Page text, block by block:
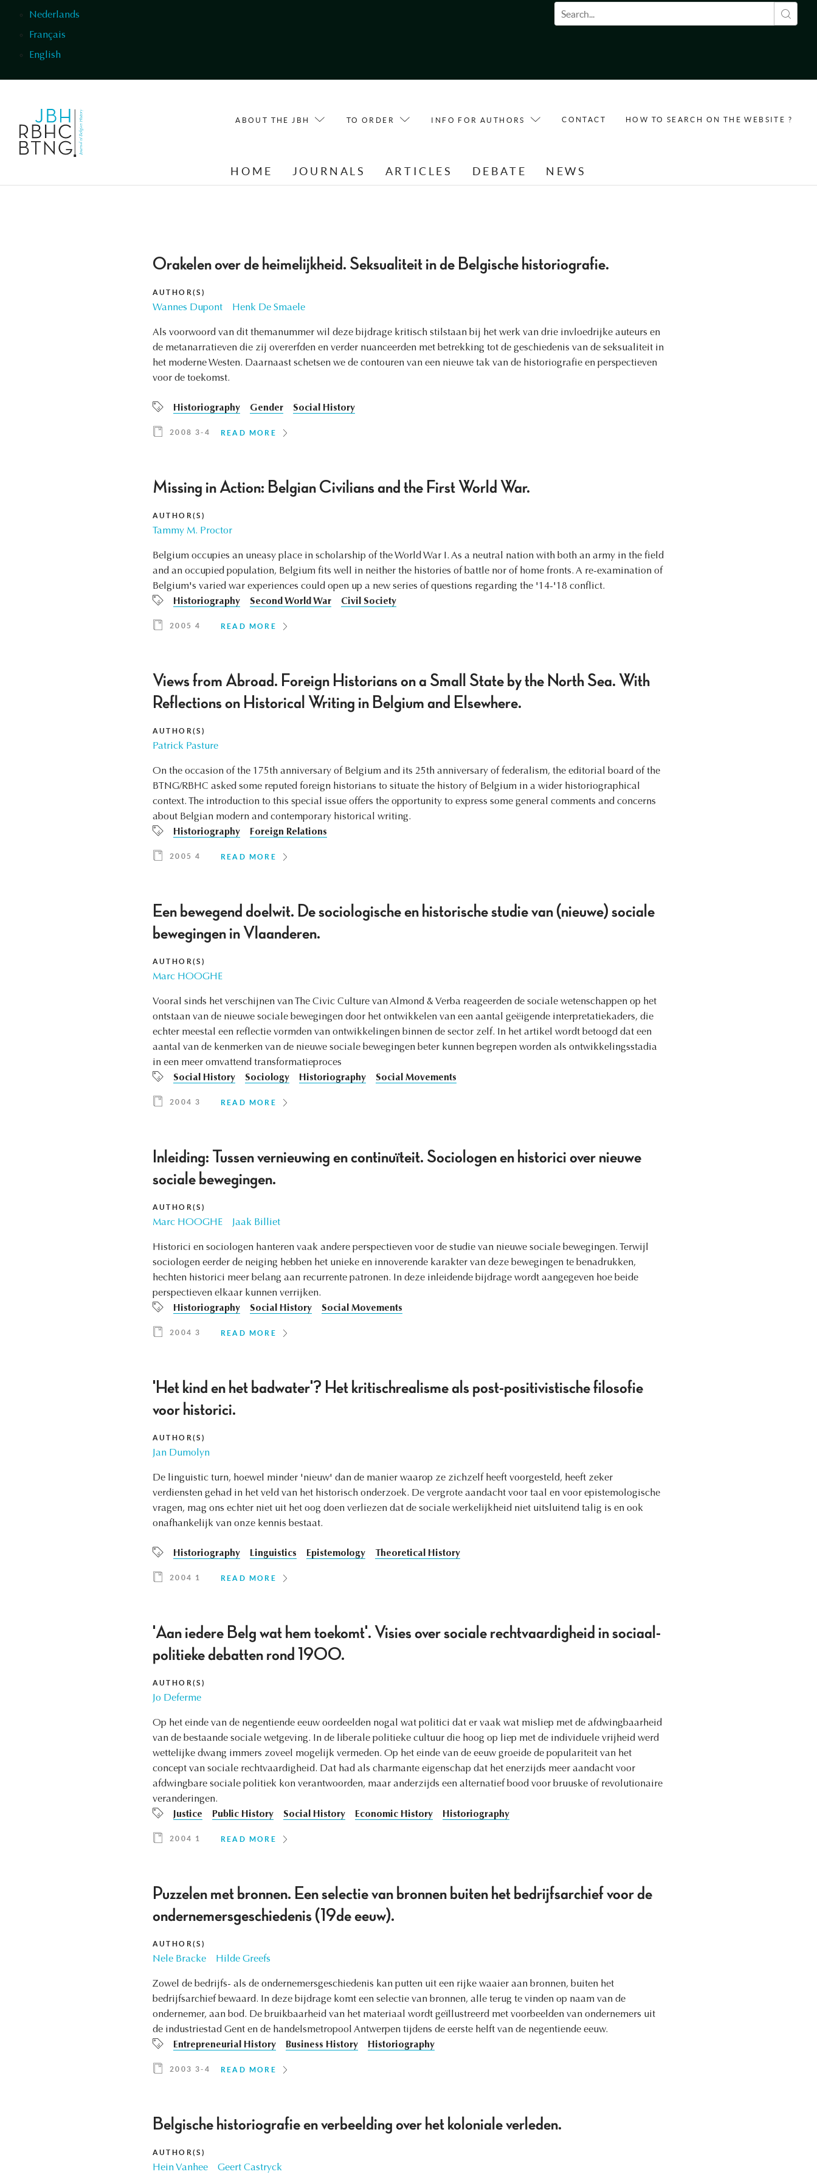
Nederlands
Français
English
Search form
ABOUT THE JBH TO ORDER INFO FOR AUTHORS CONTACT HOW TO SEARCH ON THE WEBSITE ?
HOME JOURNALS ARTICLES DEBATE NEWS
Orakelen over de heimelijkheid. Seksualiteit in de Belgische historiografie.
AUTHOR(S)
Wannes Dupont Henk De Smaele
Als voorwoord van dit themanummer wil deze bijdrage kritisch stilstaan bij het werk van drie invloedrijke auteurs en
de metanarratieven die zij overerfden en verder nuanceerden met betrekking tot de geschiedenis van de seksualiteit in
het moderne Westen. Daarnaast schetsen we de contouren van een nieuwe tak van de historiografie en perspectieven
voor de toekomst.
Historiography Gender Social History
2008 3-4 READ MORE
Missing in Action: Belgian Civilians and the First World War.
AUTHOR(S)
Tammy M. Proctor
Belgium occupies an uneasy place in scholarship of the World War I. As a neutral nation with both an army in the field
and an occupied population, Belgium fits well in neither the histories of battle nor of home fronts. A re-examination of
Belgium's varied war experiences could open up a new series of questions regarding the '14-'18 conflict.
Historiography
Second World War Civil Society
2005 4 READ MORE
Views from Abroad. Foreign Historians on a Small State by the North Sea. With
Reflections on Historical Writing in Belgium and Elsewhere.
AUTHOR(S)
Patrick Pasture
On the occasion of the 175th anniversary of Belgium and its 25th anniversary of federalism, the editorial board of the
BTNG/RBHC asked some reputed foreign historians to situate the history of Belgium in a wider historiographical
context. The introduction to this special issue offers the opportunity to express some general comments and concerns
about Belgian modern and contemporary historical writing.
Historiography
Foreign Relations
2005 4 READ MORE
Een bewegend doelwit. De sociologische en historische studie van (nieuwe) sociale
bewegingen in Vlaanderen.
AUTHOR(S)
Marc HOOGHE
Vooral sinds het verschijnen van The Civic Culture van Almond & Verba reageerden de sociale wetenschappen op het
ontstaan van de nieuwe sociale bewegingen door het ontwikkelen van een aantal geëigende interpretatiekaders, die
echter meestal een reflectie vormden van ontwikkelingen binnen de sector zelf. In het artikel wordt betoogd dat een
aantal van de kenmerken van de nieuwe sociale bewegingen beter kunnen begrepen worden als ontwikkelingsstadia
in een meer omvattend transformatieproces
Social History
Sociology Historiography Social Movements
2004 3 READ MORE
Inleiding: Tussen vernieuwing en continuïteit. Sociologen en historici over nieuwe
sociale bewegingen.
AUTHOR(S)
Marc HOOGHE Jaak Billiet
Historici en sociologen hanteren vaak andere perspectieven voor de studie van nieuwe sociale bewegingen. Terwijl
sociologen eerder de neiging hebben het unieke en innoverende karakter van deze bewegingen te benadrukken,
hechten historici meer belang aan recurrente patronen. In deze inleidende bijdrage wordt aangegeven hoe beide
perspectieven elkaar kunnen verrijken.
Historiography
Social History Social Movements
2004 3 READ MORE
'Het kind en het badwater'? Het kritischrealisme als post-positivistische filosofie
voor historici.
AUTHOR(S)
Jan Dumolyn
De linguistic turn, hoewel minder 'nieuw' dan de manier waarop ze zichzelf heeft voorgesteld, heeft zeker
verdiensten gehad in het veld van het historisch onderzoek. De vergrote aandacht voor taal en voor epistemologische
vragen, mag ons echter niet uit het oog doen verliezen dat de sociale werkelijkheid niet uitsluitend talig is en ook
onafhankelijk van onze kennis bestaat.
Historiography Linguistics Epistemology Theoretical History
2004 1 READ MORE
'Aan iedere Belg wat hem toekomt'. Visies over sociale rechtvaardigheid in sociaal-
politieke debatten rond 1900.
AUTHOR(S)
Jo Deferme
Op het einde van de negentiende eeuw oordeelden nogal wat politici dat er vaak wat misliep met de afdwingbaarheid
van de bestaande sociale wetgeving. In de liberale politieke cultuur die hoog op liep met de individuele vrijheid werd
wettelijke dwang immers zoveel mogelijk vermeden. Op het einde van de eeuw groeide de populariteit van het
concept van sociale rechtvaardigheid. Dat had als charmante eigenschap dat het enerzijds meer aandacht voor
afdwingbare sociale politiek kon verantwoorden, maar anderzijds een alternatief bood voor bruuske of revolutionaire
veranderingen.
Justice
Public History Social History Economic History Historiography
2004 1 READ MORE
Puzzelen met bronnen. Een selectie van bronnen buiten het bedrijfsarchief voor de
ondernemersgeschiedenis (19de eeuw).
AUTHOR(S)
Nele Bracke Hilde Greefs
Zowel de bedrijfs- als de ondernemersgeschiedenis kan putten uit een rijke waaier aan bronnen, buiten het
bedrijfsarchief bewaard. In deze bijdrage komt een selectie van bronnen, alle terug te vinden op naam van de
ondernemer, aan bod. De bruikbaarheid van het materiaal wordt geïllustreerd met voorbeelden van ondernemers uit
de industriestad Gent en de handelsmetropool Antwerpen tijdens de eerste helft van de negentiende eeuw.
Entrepreneurial History
Business History Historiography
2003 3-4 READ MORE
Belgische historiografie en verbeelding over het koloniale verleden.
AUTHOR(S)
Hein Vanhee Geert Castryck